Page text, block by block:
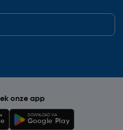
onze app
DOWNLOAD VIA
Google Play